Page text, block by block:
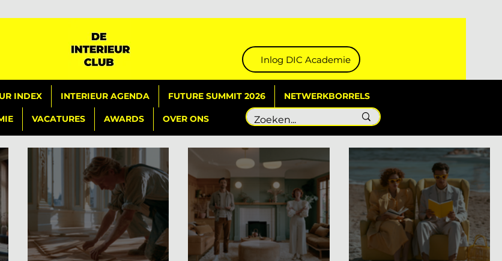
Inlog DIC Academie
INDEX INTERIEUR AGENDA FUTURE SUMMIT 2026 NETWERKBORRELS
VACATURES AWARDS OVER ONS